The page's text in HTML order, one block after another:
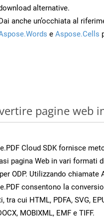
alternative.
anche un’occhiata al
e Aspose.Cells
pagine web
Cloud SDK fornisce
pagina Web in vari formati
ODP. Utilizzando chiamate
consentono la
tra cui HTML, PDFA, SVG,
MOBIXML, EMF e TIFF.